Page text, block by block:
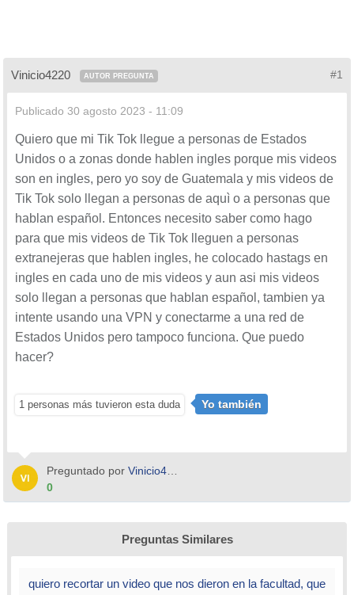
Vinicio4220 AUTOR PREGUNTA #1
Publicado 30 agosto 2023 - 11:09
Quiero que mi Tik Tok llegue a personas de Estados
Unidos o a zonas donde hablen ingles porque mis videos
son en ingles, pero yo soy de Guatemala y mis videos de
Tik Tok solo llegan a personas de aquì o a personas que
hablan español. Entonces necesito saber como hago
para que mis videos de Tik Tok lleguen a personas
extranejeras que hablen ingles, he colocado hastags en
ingles en cada uno de mis videos y aun asi mis videos
solo llegan a personas que hablan español, tambien ya
intente usando una VPN y conectarme a una red de
Estados Unidos pero tampoco funciona. Que puedo
hacer?
1 personas más tuvieron esta duda Yo también
Preguntado por Vinicio4220
0
Preguntas Similares
quiero recortar un video que nos dieron en la facultad, que